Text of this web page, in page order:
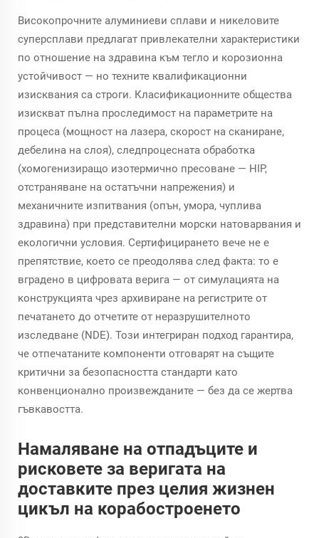
Високопрочните алуминиеви сплави и никеловите
суперсплави предлагат привлекателни характеристики
по отношение на здравина към тегло и корозионна
устойчивост — но техните квалификационни
изисквания са строги. Класификационните общества
изискват пълна проследимост на параметрите на
процеса (мощност на лазера, скорост на сканиране,
дебелина на слоя), следпроцесната обработка
(хомогенизиращо изотермично пресоване — HIP,
отстраняване на остатъчни напрежения) и
механичните изпитвания (опън, умора, чуплива
здравина) при представителни морски натоварвания и
екологични условия. Сертифицирането вече не е
препятствие, което се преодолява след факта: то е
вградено в цифровата верига — от симулацията на
конструкцията чрез архивиране на регистрите от
печатането до отчетите от неразрушителното
изследване (NDE). Този интегриран подход гарантира,
че отпечатаните компоненти отговарят на същите
критични за безопасността стандарти като
конвенционално произвежданите — без да се жертва
гъвкавостта.
Намаляване на отпадъците и
рисковете за веригата на
доставките през целия жизнен
цикъл на корабостроенето